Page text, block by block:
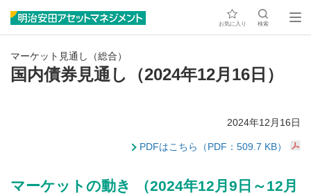
お気に入り 検索
マーケット見通し（総合）
国内債券見通し（2024年12月16日）
2024年12月16日
PDFはこちら（PDF：509.7 KB）
マーケットの動き （2024年12月9日～12月